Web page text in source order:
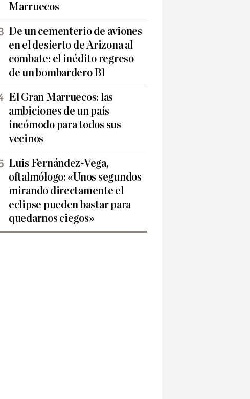
Marruecos
De un cementerio de aviones
en el desierto de Arizona al
combate: el inédito regreso
de un bombardero B1
El Gran Marruecos: las
ambiciones de un país
incómodo para todos sus
vecinos
Luis Fernández-Vega,
oftalmólogo: «Unos segundos
mirando directamente el
eclipse pueden bastar para
quedarnos ciegos»